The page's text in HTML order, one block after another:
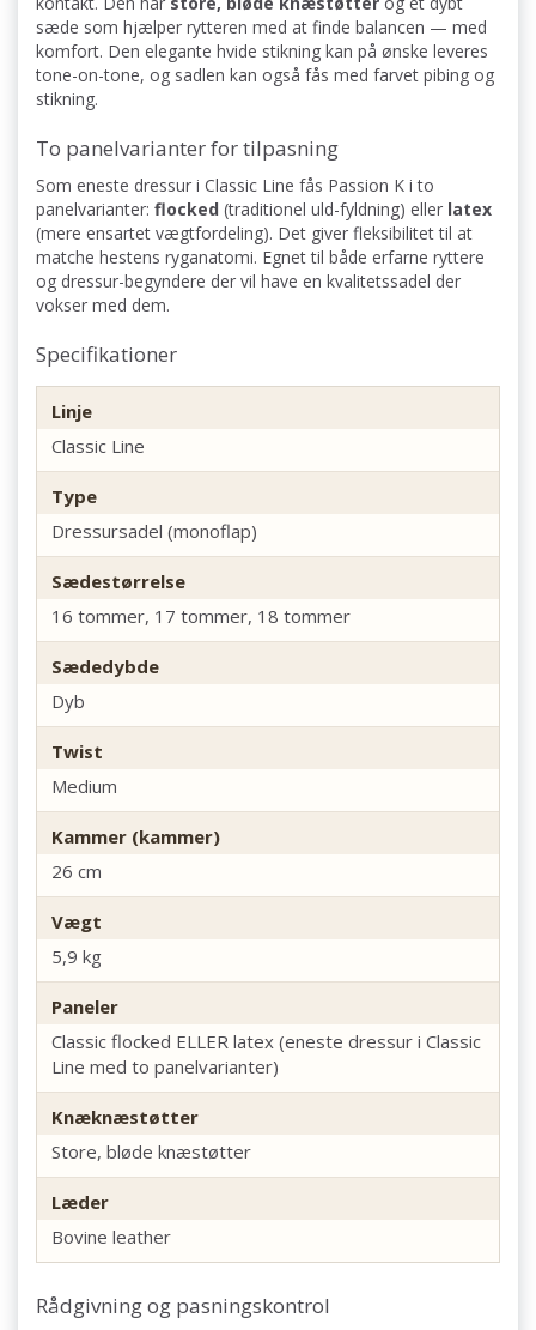
sæde som hjælper rytteren med at finde balancen — med
komfort. Den elegante hvide stikning kan på ønske leveres
tone-on-tone, og sadlen kan også fås med farvet pibing og
stikning.
To panelvarianter for tilpasning
Som eneste dressur i Classic Line fås Passion K i to
panelvarianter: flocked (traditionel uld-fyldning) eller latex
(mere ensartet vægtfordeling). Det giver fleksibilitet til at
matche hestens ryganatomi. Egnet til både erfarne ryttere
og dressur-begyndere der vil have en kvalitetssadel der
vokser med dem.
Specifikationer
Linje
Classic Line
Type
Dressursadel (monoflap)
Sædestørrelse
16 tommer, 17 tommer, 18 tommer
Sædedybde
Dyb
Twist
Medium
Kammer (kammer)
26 cm
Vægt
5,9 kg
Paneler
Classic flocked ELLER latex (eneste dressur i Classic
Line med to panelvarianter)
Knæknæstøtter
Store, bløde knæstøtter
Læder
Bovine leather
Rådgivning og pasningskontrol